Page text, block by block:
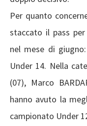
Per quanto
staccato il pass
nel mese di
Under 14. Nella
(07), Marco
hanno avuto la
campionato Under